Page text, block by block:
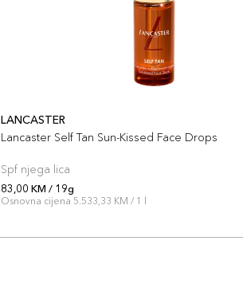
LANCASTER
Lancaster Self Tan Sun-Kissed Face Drops
Spf njega lica
83,00 KM / 19g
Osnovna cijena 5.533,33 KM / 1 l